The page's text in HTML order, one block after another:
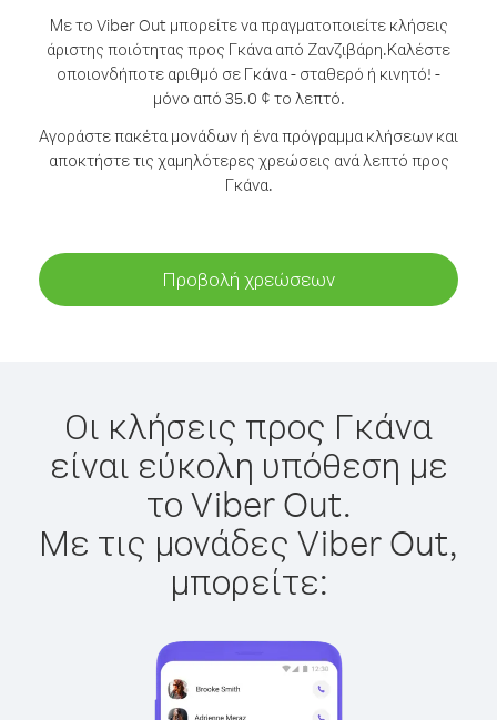
Με το Viber Out μπορείτε να πραγματοποιείτε κλήσεις
άριστης ποιότητας προς Γκάνα από Ζανζιβάρη.Καλέστε
οποιονδήποτε αριθμό σε Γκάνα - σταθερό ή κινητό! -
μόνο από 35.0 ¢ το λεπτό.
Αγοράστε πακέτα μονάδων ή ένα πρόγραμμα κλήσεων και
αποκτήστε τις χαμηλότερες χρεώσεις ανά λεπτό προς
Γκάνα.
Προβολή χρεώσεων
Οι κλήσεις προς Γκάνα
είναι εύκολη υπόθεση με
το Viber Out.
Με τις μονάδες Viber Out,
μπορείτε: